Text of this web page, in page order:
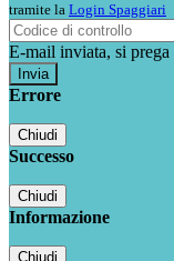
tramite la Login Spaggiari
E-mail inviata, si
Errore
Chiudi
Successo
Chiudi
Informazione
Chiudi